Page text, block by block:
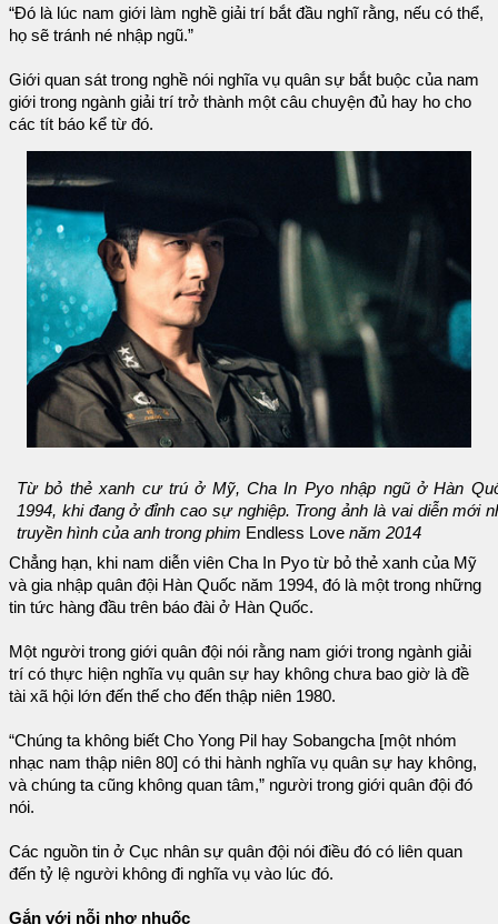
“Đó là lúc nam giới làm nghề giải trí bắt đầu nghĩ rằng, nếu có thể,
họ sẽ tránh né nhập ngũ.”
Giới quan sát trong nghề nói nghĩa vụ quân sự bắt buộc của nam
giới trong ngành giải trí trở thành một câu chuyện đủ hay ho cho
các tít báo kể từ đó.
Từ bỏ thẻ xanh cư trú ở Mỹ, Cha In Pyo nhập ngũ ở Hàn
1994, khi đang ở đỉnh cao sự nghiệp. Trong ảnh là vai diễn mới
truyền hình của anh trong phim Endless Love năm 2014
Chẳng hạn, khi nam diễn viên Cha In Pyo từ bỏ thẻ xanh của Mỹ
và gia nhập quân đội Hàn Quốc năm 1994, đó là một trong những
tin tức hàng đầu trên báo đài ở Hàn Quốc.
Một người trong giới quân đội nói rằng nam giới trong ngành giải
trí có thực hiện nghĩa vụ quân sự hay không chưa bao giờ là đề
tài xã hội lớn đến thế cho đến thập niên 1980.
“Chúng ta không biết Cho Yong Pil hay Sobangcha [một nhóm
nhạc nam thập niên 80] có thi hành nghĩa vụ quân sự hay không,
và chúng ta cũng không quan tâm,” người trong giới quân đội đó
nói.
Các nguồn tin ở Cục nhân sự quân đội nói điều đó có liên quan
đến tỷ lệ người không đi nghĩa vụ vào lúc đó.
Gắn với nỗi nhơ nhuốc